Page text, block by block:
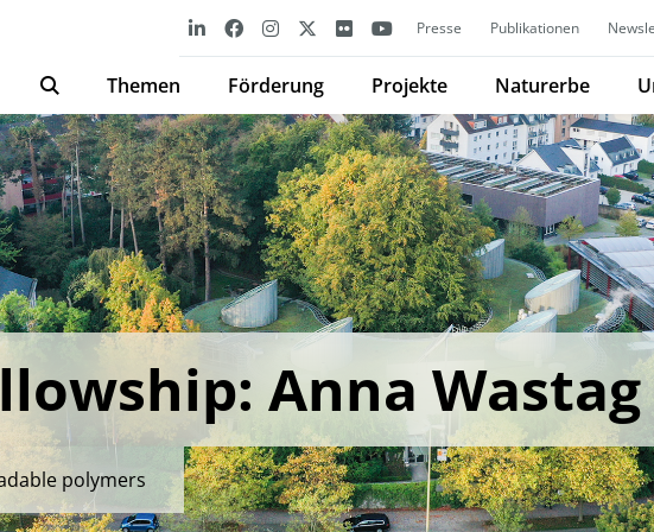
Presse Publikationen
Themen Förderung Projekte Naturerbe
Anna Wastag
polymers